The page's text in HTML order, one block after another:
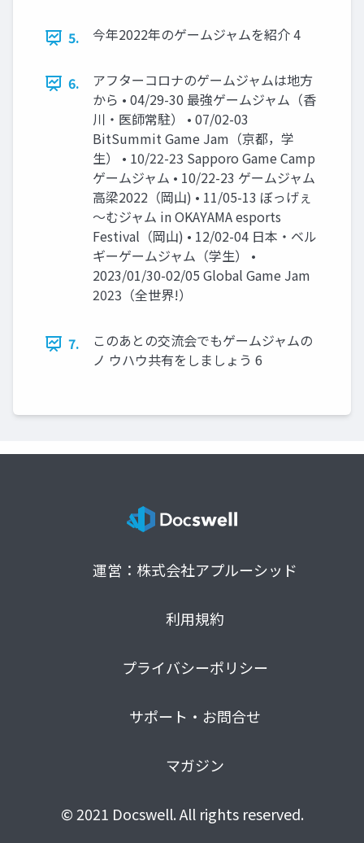
5. 今年2022年のゲームジャムを紹介 4
6.
アフターコロナのゲームジャムは地方
から • 04/29-30 最強ゲームジャム（香
川・医師常駐） • 07/02-03
BitSummit Game Jam（京都，学
生） • 10/22-23 Sapporo Game Camp
ゲームジャム • 10/22-23 ゲームジャム
高梁2022（岡山) • 11/05-13 ぼっげぇ
～むジャム in OKAYAMA esports
Festival（岡山) • 12/02-04 日本・ベル
ギーゲームジャム（学生） •
2023/01/30-02/05 Global Game Jam
2023（全世界!）
7.
このあとの交流会でもゲームジャムの
ノ ウハウ共有をしましょう 6
運営：株式会社アプルーシッド
利用規約
プライバシーポリシー
サポート・お問合せ
マガジン
© 2021 Docswell. All rights reserved.